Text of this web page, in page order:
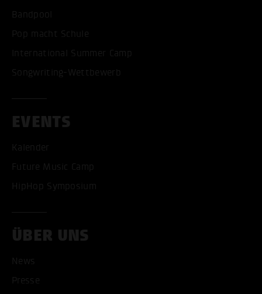
Bandpool
Pop macht Schule
International Summer Camp
Songwriting-Wettbewerb
EVENTS
Kalender
Future Music Camp
HipHop Symposium
ÜBER UNS
News
Presse